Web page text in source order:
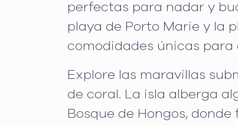
perfectas para nadar y
playa de Porto Marie y la
comodidades únicas
Explore las maravillas
de coral. La isla alberga
Bosque de Hongos,